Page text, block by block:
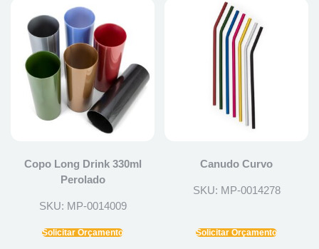
Copo Long Drink 330ml
Perolado
SKU: MP-0014009
Solicitar Orçamento
Canudo Curvo
SKU: MP-0014278
Solicitar Orçamento